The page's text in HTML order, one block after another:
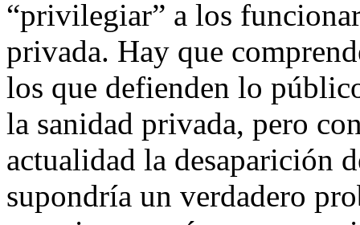
“privilegiar” a los
privada. Hay que
los que defienden lo
la sanidad privada, pero
actualidad la desaparición
supondría un verdadero